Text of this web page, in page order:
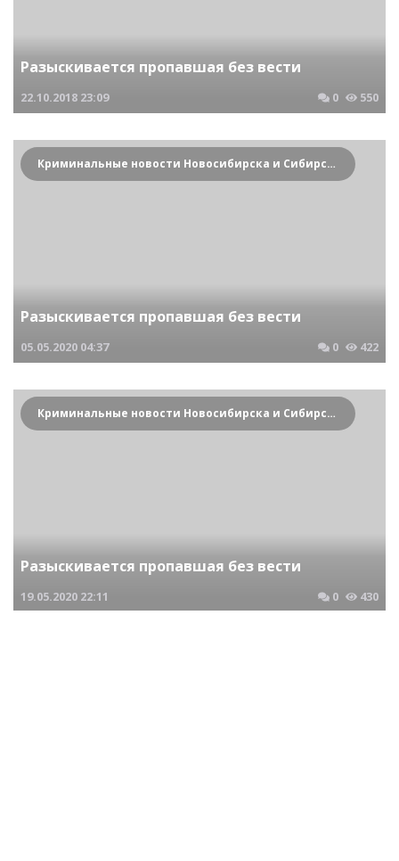
Разыскивается пропавшая без вести
22.10.2018 23:09 0 550
Криминальные новости Новосибирска и Сибирского региона
Разыскивается пропавшая без вести
05.05.2020 04:37 0 422
Криминальные новости Новосибирска и Сибирского региона
Разыскивается пропавшая без вести
19.05.2020 22:11 0 430